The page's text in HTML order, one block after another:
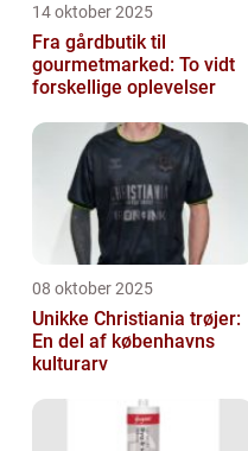
14 oktober 2025
Fra gårdbutik til
gourmetmarked: To vidt
forskellige oplevelser
08 oktober 2025
Unikke Christiania trøjer:
En del af københavns
kulturarv